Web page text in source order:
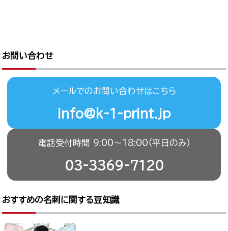
お問い合わせ
メールでのお問い合わせはこちら
info@k-1-print.jp
電話受付時間 9:00〜18:00（平日のみ）
03-3369-7120
おすすめの名刺に関する豆知識